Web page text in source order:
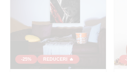
-25% REDUCERI 🔥 -